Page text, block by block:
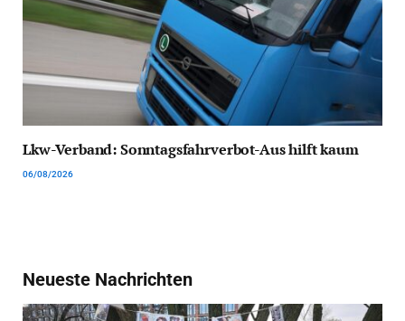
Lkw-Verband: Sonntagsfahrverbot-Aus hilft kaum
06/08/2026
Neueste Nachrichten